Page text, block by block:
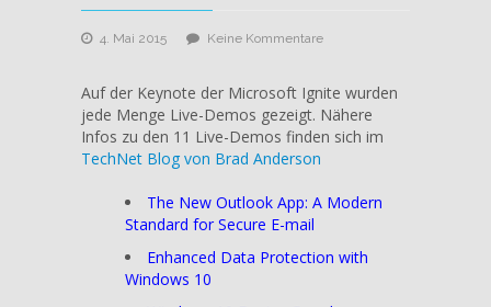
4. Mai 2015 Keine Kommentarezu
Tag
1
–
Auf der Keynote der Microsoft Ignite wurden
jede Menge Live-Demos gezeigt. Nähere
Infos zu den 11 Live-Demos finden sich im
TechNet Blog von Brad Anderson
The New Outlook App: A Modern
Standard for Secure E-mail
Enhanced Data Protection with
Windows 10